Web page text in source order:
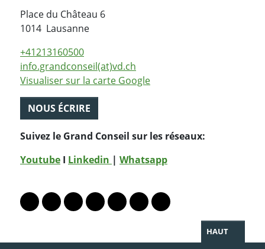
Place du Château 6
1014 LausanneSuisse
+41213160500
info.grandconseil(at)vd.ch
Visualiser sur la carte Google
NOUS ÉCRIRE
Suivez le Grand Conseil sur les réseaux:
Youtube I Linkedin | Whatsapp
Lien vers le profil Mastodon
Lien vers le profil Bluesky
Lien vers le profil Instagram
Lien vers le profil Linkedin
Lien vers le profil Facebook
Lien vers le profil Twitter
Partager par WhatsApp
HAUT